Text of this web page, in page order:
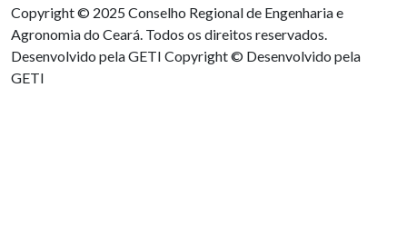
Copyright © 2025 Conselho Regional de Engenharia e
Agronomia do Ceará. Todos os direitos reservados.
Desenvolvido pela GETI Copyright © Desenvolvido pela
GETI